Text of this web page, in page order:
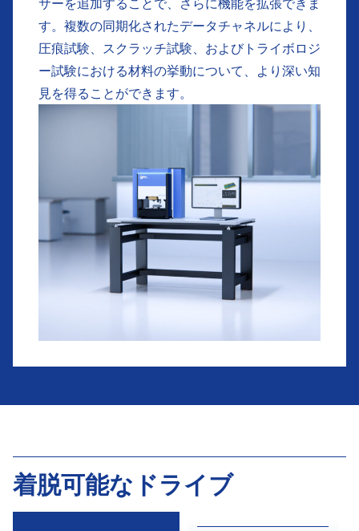
サーを追加することで、さらに機能を拡張できま
す。複数の同期化されたデータチャネルにより、
圧痕試験、スクラッチ試験、およびトライボロジ
ー試験における材料の挙動について、より深い知
見を得ることができます。
着脱可能なドライブ